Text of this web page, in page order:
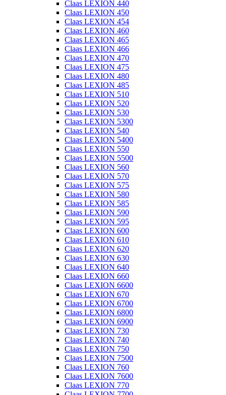
Claas LEXION 440
Claas LEXION 450
Claas LEXION 454
Claas LEXION 460
Claas LEXION 465
Claas LEXION 466
Claas LEXION 470
Claas LEXION 475
Claas LEXION 480
Claas LEXION 485
Claas LEXION 510
Claas LEXION 520
Claas LEXION 530
Claas LEXION 5300
Claas LEXION 540
Claas LEXION 5400
Claas LEXION 550
Claas LEXION 5500
Claas LEXION 560
Claas LEXION 570
Claas LEXION 575
Claas LEXION 580
Claas LEXION 585
Claas LEXION 590
Claas LEXION 595
Claas LEXION 600
Claas LEXION 610
Claas LEXION 620
Claas LEXION 630
Claas LEXION 640
Claas LEXION 660
Claas LEXION 6600
Claas LEXION 670
Claas LEXION 6700
Claas LEXION 6800
Claas LEXION 6900
Claas LEXION 730
Claas LEXION 740
Claas LEXION 750
Claas LEXION 7500
Claas LEXION 760
Claas LEXION 7600
Claas LEXION 770